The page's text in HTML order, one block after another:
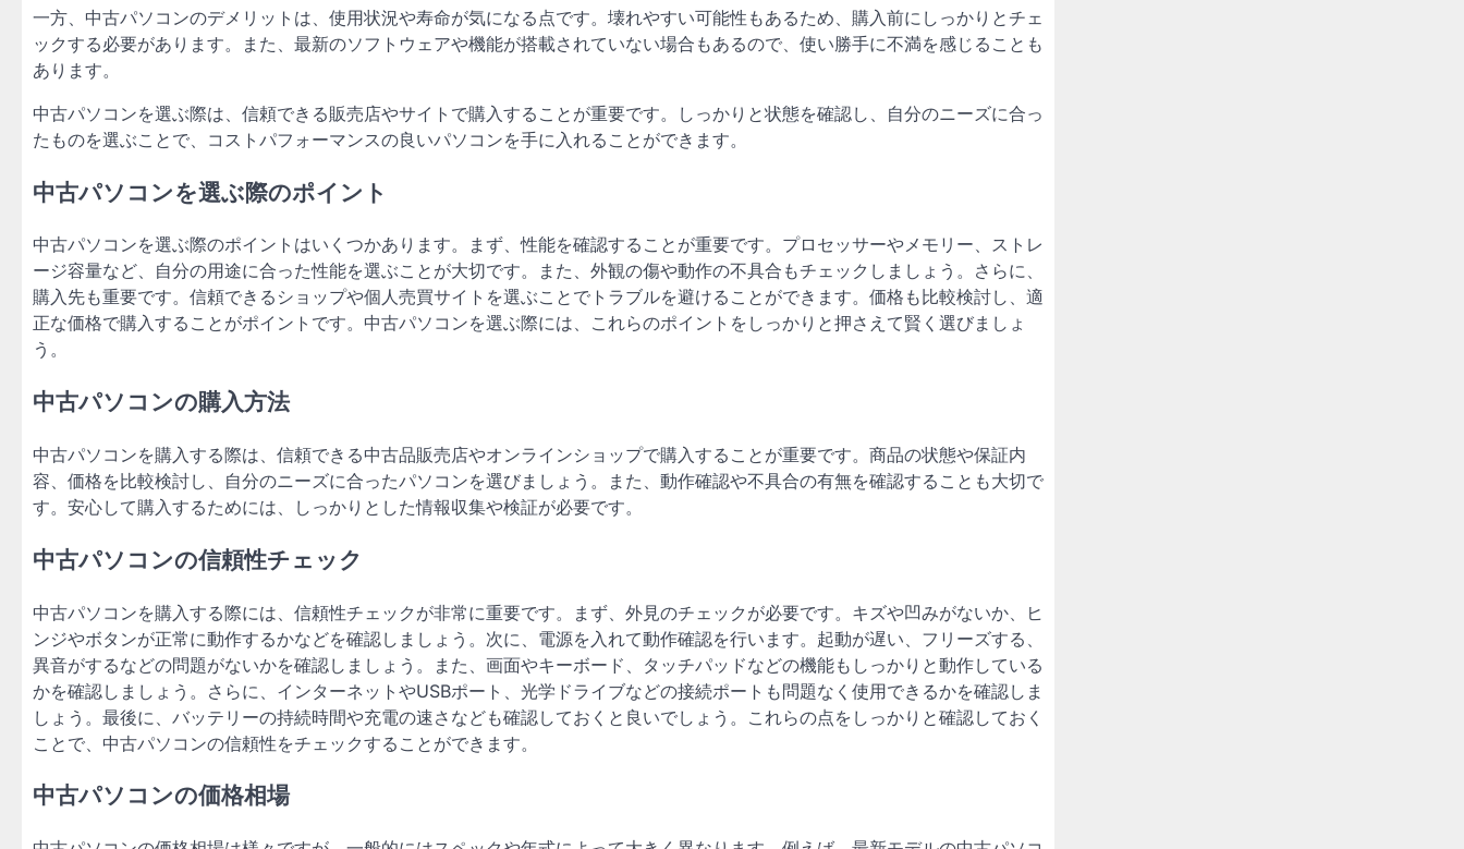
一方、中古パソコンのデメリットは、使用状況や寿命が気になる点です。壊れやすい可能性もあるため、購入前にしっかりとチェ
ックする必要があります。また、最新のソフトウェアや機能が搭載されていない場合もあるので、使い勝手に不満を感じることも
あります。
中古パソコンを選ぶ際は、信頼できる販売店やサイトで購入することが重要です。しっかりと状態を確認し、自分のニーズに合っ
たものを選ぶことで、コストパフォーマンスの良いパソコンを手に入れることができます。
中古パソコンを選ぶ際のポイント
中古パソコンを選ぶ際のポイントはいくつかあります。まず、性能を確認することが重要です。プロセッサーやメモリー、ストレ
ージ容量など、自分の用途に合った性能を選ぶことが大切です。また、外観の傷や動作の不具合もチェックしましょう。さらに、
購入先も重要です。信頼できるショップや個人売買サイトを選ぶことでトラブルを避けることができます。価格も比較検討し、適
正な価格で購入することがポイントです。中古パソコンを選ぶ際には、これらのポイントをしっかりと押さえて賢く選びましょ
う。
中古パソコンの購入方法
中古パソコンを購入する際は、信頼できる中古品販売店やオンラインショップで購入することが重要です。商品の状態や保証内
容、価格を比較検討し、自分のニーズに合ったパソコンを選びましょう。また、動作確認や不具合の有無を確認することも大切で
す。安心して購入するためには、しっかりとした情報収集や検証が必要です。
中古パソコンの信頼性チェック
中古パソコンを購入する際には、信頼性チェックが非常に重要です。まず、外見のチェックが必要です。キズや凹みがないか、ヒ
ンジやボタンが正常に動作するかなどを確認しましょう。次に、電源を入れて動作確認を行います。起動が遅い、フリーズする、
異音がするなどの問題がないかを確認しましょう。また、画面やキーボード、タッチパッドなどの機能もしっかりと動作している
かを確認しましょう。さらに、インターネットやUSBポート、光学ドライブなどの接続ポートも問題なく使用できるかを確認しま
しょう。最後に、バッテリーの持続時間や充電の速さなども確認しておくと良いでしょう。これらの点をしっかりと確認しておく
ことで、中古パソコンの信頼性をチェックすることができます。
中古パソコンの価格相場